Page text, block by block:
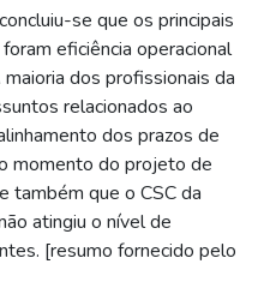
se que os principais
eficiência operacional
dos profissionais da
relacionados ao
dos prazos de
momento do projeto de
também que o CSC da
atingiu o nível de
[resumo fornecido pelo